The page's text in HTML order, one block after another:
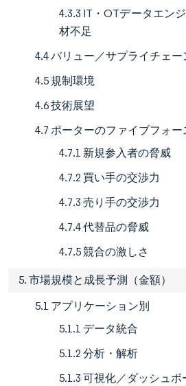
4.3.3 IT・OTデータエン
材不足
4.4 バリュー／サプライチェー
4.5 規制環境
4.6 技術展望
4.7 ポーターのファイブフォー
4.7.1 新規参入者の脅威
4.7.2 買い手の交渉力
4.7.3 売り手の交渉力
4.7.4 代替品の脅威
4.7.5 競合の激しさ
5. 市場規模と成長予測（金額）
5.1 アプリケーション別
5.1.1 データ統合
5.1.2 分析・解析
5.1.3 可視化／ダッシュボ